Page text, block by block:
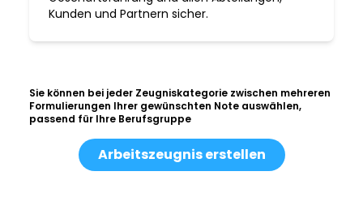
Kunden und Partnern sicher.
Sie können bei jeder Zeugniskategorie zwischen mehreren
Formulierungen Ihrer gewünschten Note auswählen,
passend für Ihre Berufsgruppe
Arbeitszeugnis erstellen